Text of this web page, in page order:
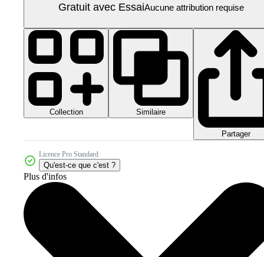
Gratuit avec EssaiAucune attribution requise
Collection Similaire
Partager
Licence Pro Standard
Qu'est-ce que c'est ?
Plus d'infos